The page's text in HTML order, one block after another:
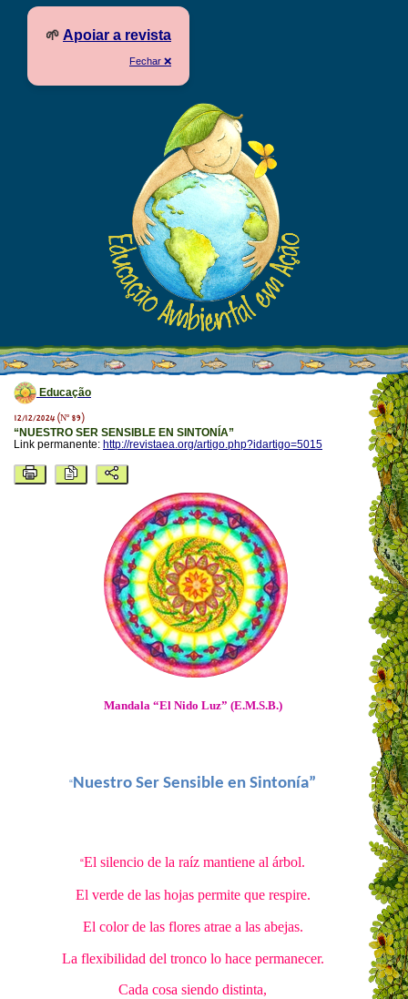
🌱 Apoiar a revista
Fechar ❌
Educação
12/12/2024 (Nº 89)
“NUESTRO SER SENSIBLE EN SINTONÍA”
Link permanente: http://revistaea.org/artigo.php?idartigo=5015
Mandala “El Nido Luz” (E.M.S.B.)
“Nuestro Ser Sensible en Sintonía”
“El silencio de la raíz mantiene al árbol.
El verde de las hojas permite que respire.
El color de las flores atrae a las abejas.
La flexibilidad del tronco lo hace permanecer.
Cada cosa siendo distinta,